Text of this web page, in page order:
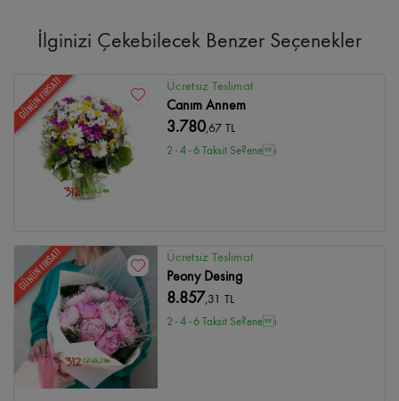
İlginizi Çekebilecek Benzer Seçenekler
GÜNÜN FIRSATI Ücretsiz Teslimat
Canım Annem
3.780,67 TL
2 - 4 - 6 Taksit Se?enei
GÜNÜN FIRSATI Ücretsiz Teslimat
Peony Desing
8.857,31 TL
2 - 4 - 6 Taksit Se?enei